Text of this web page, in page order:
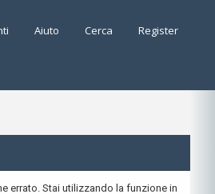
Aiuto Cerca Register
errato. Stai utilizzando la funzione in